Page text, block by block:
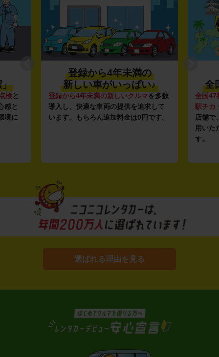
」
検と
感と
境に
登録から4年未満の
新しい車がいっぱい♪
登録から4年未満の新しいクルマを多数
導入し、快適な車両の提供を追求して
います。もちろん追加料金は0円です。
全
全国47
駅チカ
店舗で
用いた
す。
選ばれる理由を見る